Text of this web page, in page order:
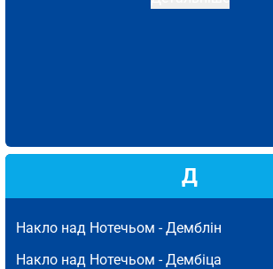
Д
Накло над Нотечьом -Демблін
Накло над Нотечьом -Дембіца